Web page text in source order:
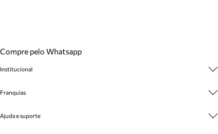
Compre pelo Whatsapp
Institucional
Cashback
Venda Corporativa
Franquias
Plano de Negócio
Ajuda e suporte